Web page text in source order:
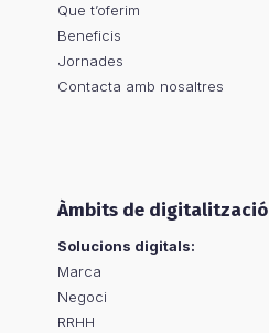
Que t’oferim
Beneficis
Jornades
Contacta amb nosaltres
Àmbits de digitalització
Solucions digitals:
Marca
Negoci
RRHH